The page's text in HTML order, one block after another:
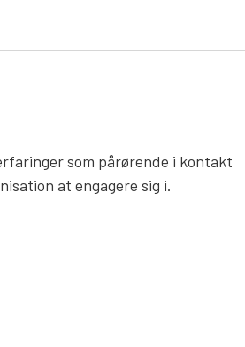
som pårørende i kontakt
at engagere sig i.